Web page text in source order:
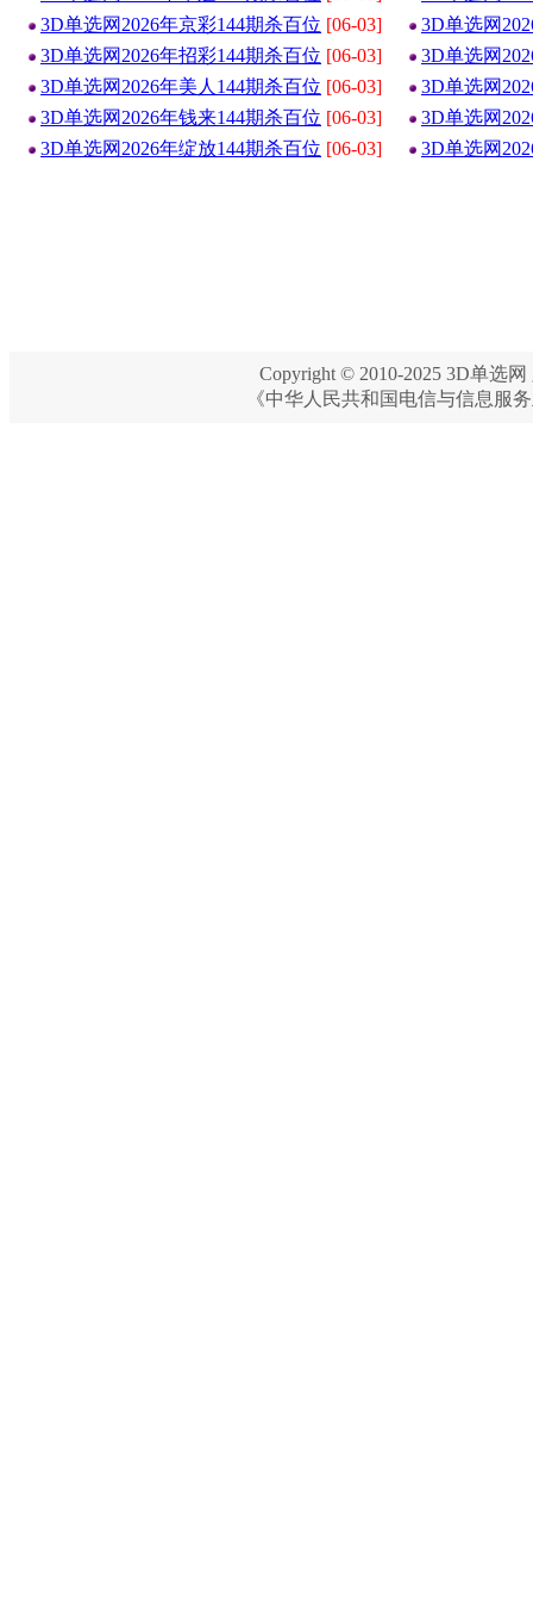
3D单选网2026年京彩144期杀百位 [06-03]
3D单选网
3D单选网2026年招彩144期杀百位 [06-03]
3D单选网
3D单选网2026年美人144期杀百位 [06-03]
3D单选网
3D单选网2026年钱来144期杀百位 [06-03]
3D单选网
3D单选网2026年绽放144期杀百位 [06-03] 3D单选网
Copyright © 2010-2025 3D单选网
《中华人民共和国电信与信息服